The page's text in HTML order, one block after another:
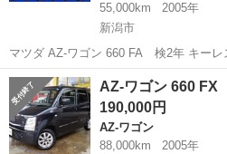
55,000km
2005年
新潟市
マツダ AZ-ワゴン 660 FA 検2年 キーレ
ハッチバック 軽自動車 本体価格 220,000円 支払総額 320,000円 年式
(初度登録年):2005(H17) 走行距離:5.5...
新潟 新潟市 AZ-ワゴン
AZ-ワゴン 660 FX
190,000円
AZ-ワゴン
88,000km
2005年